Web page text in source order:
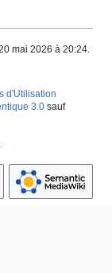
mai 2026 à 20:24.
d'Utilisation
3.0 sauf